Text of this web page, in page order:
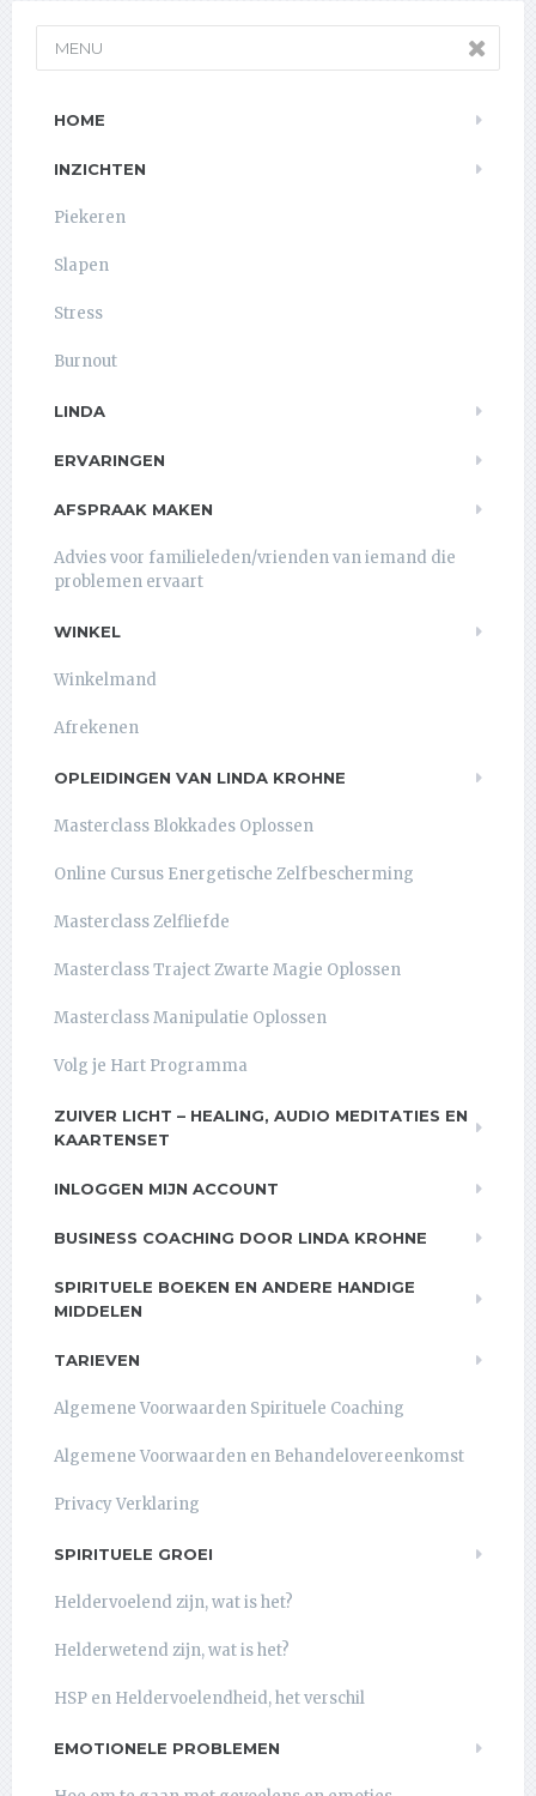
MENU
HOME
INZICHTEN
Piekeren
Slapen
Stress
Burnout
LINDA
ERVARINGEN
AFSPRAAK MAKEN
Advies voor familieleden/vrienden van iemand die
problemen ervaart
WINKEL
Winkelmand
Afrekenen
OPLEIDINGEN VAN LINDA KROHNE
Masterclass Blokkades Oplossen
Online Cursus Energetische Zelfbescherming
Masterclass Zelfliefde
Masterclass Traject Zwarte Magie Oplossen
Masterclass Manipulatie Oplossen
Volg je Hart Programma
ZUIVER LICHT – HEALING, AUDIO MEDITATIES EN
KAARTENSET
INLOGGEN MIJN ACCOUNT
BUSINESS COACHING DOOR LINDA KROHNE
SPIRITUELE BOEKEN EN ANDERE HANDIGE
MIDDELEN
TARIEVEN
Algemene Voorwaarden Spirituele Coaching
Algemene Voorwaarden en Behandelovereenkomst
Privacy Verklaring
SPIRITUELE GROEI
Heldervoelend zijn, wat is het?
Helderwetend zijn, wat is het?
HSP en Heldervoelendheid, het verschil
EMOTIONELE PROBLEMEN